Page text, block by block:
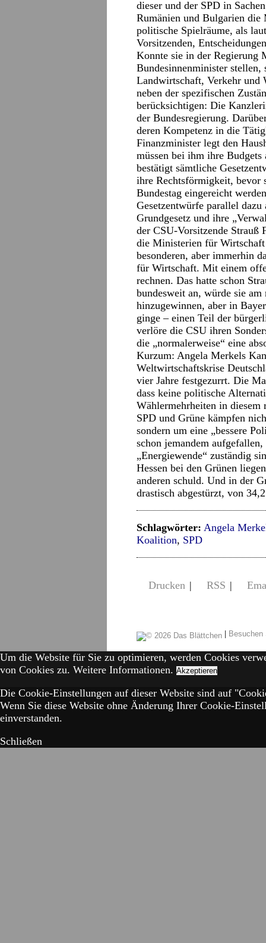
dieser und der SPD in
Rumänien und Bulgarien die
politische Spielräume, als
Vorsitzenden,
Konnte sie in der Regierung
Bundesinnenminister
Landwirtschaft, Verkehr und
neben der spezifischen
berücksichtigen: Die
der Bundesregierung.
deren Kompetenz in die
Finanzminister legt den
müssen bei ihm ihre
bestätigt sämtliche
ihre Rechtsförmigkeit, bevor
Bundestag eingereicht
Gesetzentwürfe parallel
Grundgesetz und ihre
der CSU-Vorsitzende Strauß
die Ministerien für
besonderen, aber immerhin
für Wirtschaft. Mit einem
rechnen. Das hatte schon
bundesweit an, würde sie am
hinzugewinnen, aber in
ginge – einen Teil der
verlöre die CSU ihren
die „normalerweise“ eine
Kurzum: Angela Merkels
Weltwirtschaftskrise
vier Jahre festgezurrt. Die
dass keine politische
Wählermehrheiten in diesem
SPD und Grüne kämpfen
sondern um eine „bessere
schon jemandem
„Energiewende“ zuständig
Hessen bei den Grünen
anderen schuld. Und in der
drastisch abgestürzt, von
Schlagwörter: Angela
Koalition, SPD
Drucken | RSS |
|
Um die Website für Sie zu optimieren, werden Cookies
von Cookies zu. Weitere Informationen. Akzeptieren
Die Cookie-Einstellungen auf dieser Website sind auf
Wenn Sie diese Website ohne Änderung Ihrer Cookie-
einverstanden.
Schließen